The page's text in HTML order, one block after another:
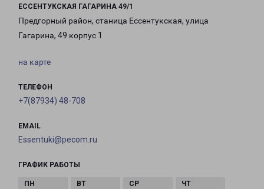
ЕССЕНТУКСКАЯ ГАГАРИНА 49/1
Предгорный район, станица Ессентукская, улица
Гагарина, 49 корпус 1
на карте
ТЕЛЕФОН
+7(87934) 48-708
EMAIL
Essentuki@pecom.ru
ГРАФИК РАБОТЫ